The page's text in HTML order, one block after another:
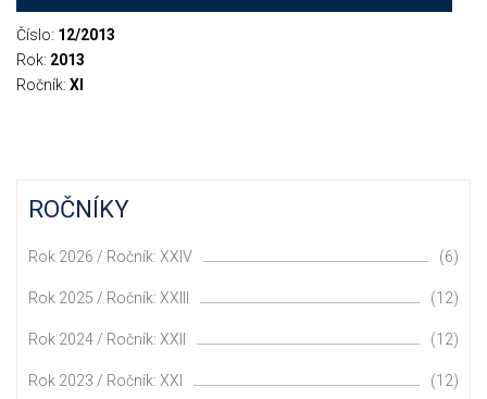
Číslo: 12/2013
Rok: 2013
Ročník: XI
ROČNÍKY
Rok 2026 / Ročník: XXIV (6)
Rok 2025 / Ročník: XXIII (12)
Rok 2024 / Ročník: XXII (12)
Rok 2023 / Ročník: XXI (12)